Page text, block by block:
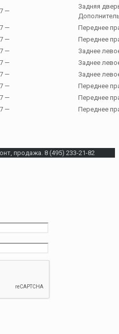
—
Задняя
—
Переднее
—
Переднее
—
Заднее
—
Заднее
—
Заднее
—
Переднее
—
Переднее
— Переднее
продажа. 8 (495) 233-21-82